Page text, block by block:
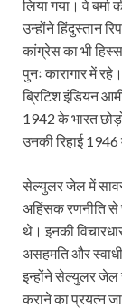
लिया गया। वे
उन्होंने हिंदुस्तान
कांग्रेस का भी
पुनः कारागार में
ब्रिटिश इंडियन
1942 के भारत
उनकी रिहाई 1946
सेल्युलर जेल में
अहिंसक रणनीति से
थे। इनकी
असहमति और
इन्होंने सेल्युलर जेल
कराने का प्रयत्न